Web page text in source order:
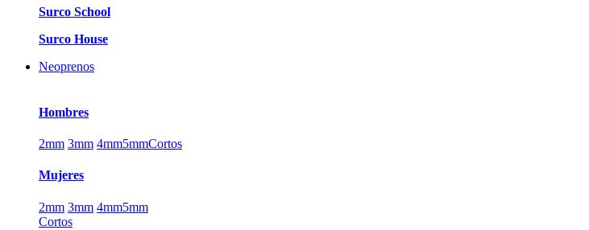
Surco School
Surco House
Neoprenos
Hombres
2mm 3mm 4mm5mmCortos
Mujeres
2mm 3mm 4mm5mm
Cortos